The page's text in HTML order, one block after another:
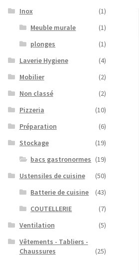
Inox
(1)
Meuble murale
(1)
plonges
(1)
Laverie Hygiene
(4)
Mobilier
(2)
Non classé
(2)
Pizzeria
(10)
Préparation
(6)
Stockage
(19)
bacs gastronormes (19)
Ustensiles de cuisine
(50)
Batterie de cuisine
(43)
COUTELLERIE
(7)
Ventilation
(5)
Vêtements - Tabliers -
Chaussures
(25)